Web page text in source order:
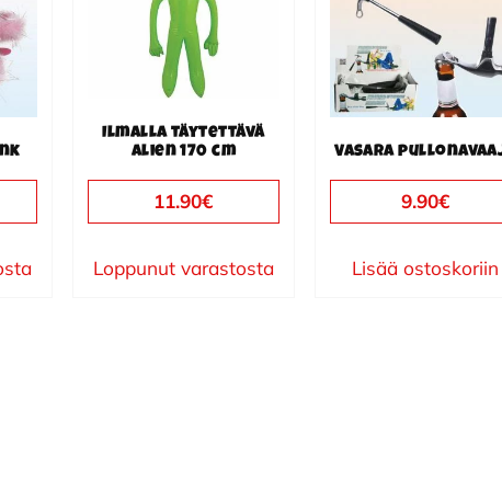
Ilmalla täytettävä
alien 170 cm
11.90€
Loppunut varastosta
Vasara
9.90€
Lisää ostoskoriin